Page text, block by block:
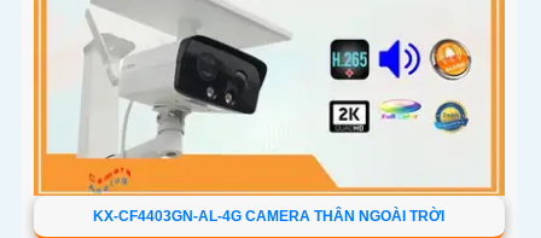
KX-CF4403GN-AL-4G CAMERA THÂN NGOÀI TRỜI